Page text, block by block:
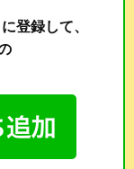
登録して、